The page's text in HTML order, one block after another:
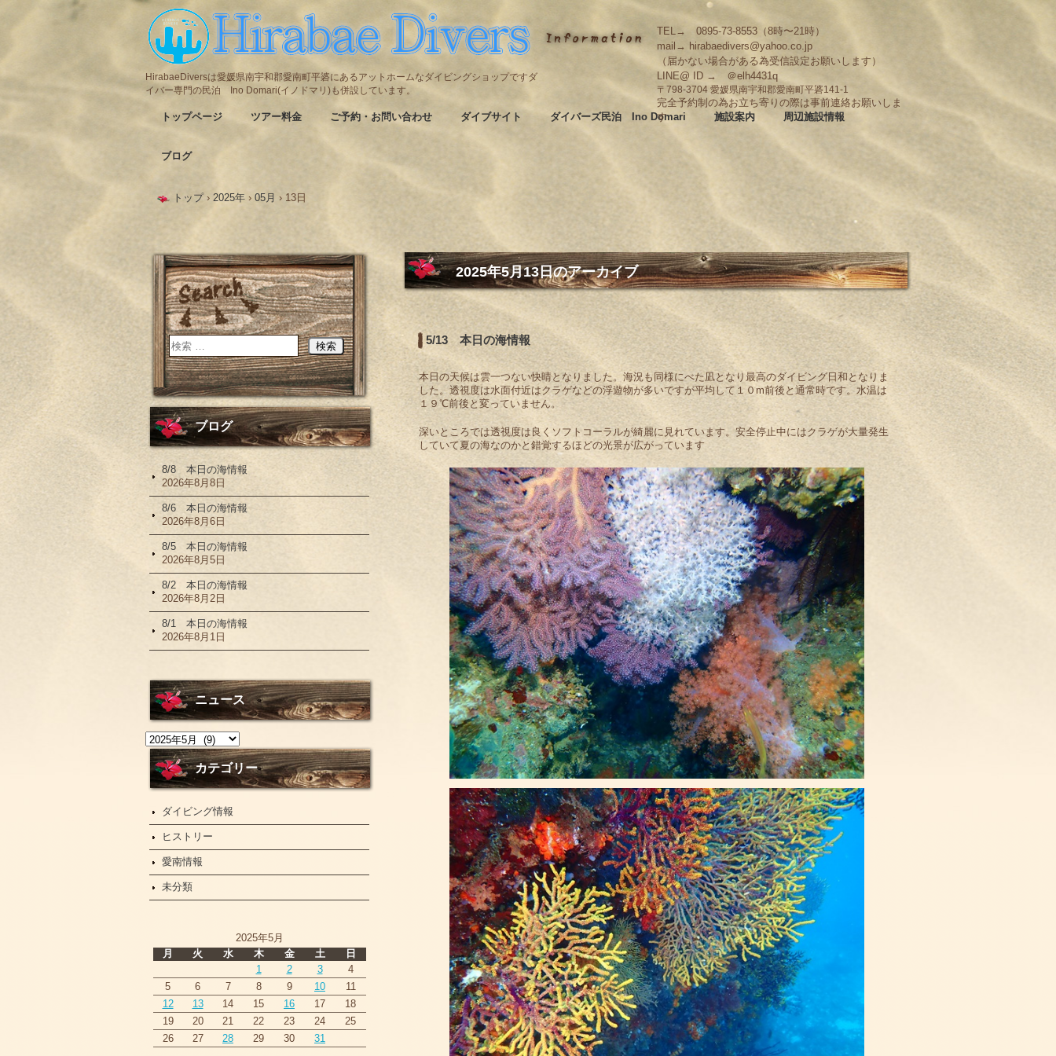
HirabaeDiversは愛媛県南宇和郡愛南町平碆にあるアットホームなダイビングショップですダ
イバー専門の民泊 Ino Domari(イノドマリ)も併設しています。
TEL→ 0895-73-8553（8時〜21時）
mail→ hirabaedivers@yahoo.co.jp
（届かない場合がある為受信設定お願いします）
LINE@ ID → ＠elh4431q
〒798-3704 愛媛県南宇和郡愛南町平碆141-1
完全予約制の為お立ち寄りの際は事前連絡お願いしま
す
トップページ ツアー料金 ご予約・お問い合わせ ダイブサイト ダイバーズ民泊 Ino Domari 施設案内 周辺施設情報
ブログ
トップ › 2025年 › 05月 › 13日
2025年5月13日のアーカイブ
5/13 本日の海情報
本日の天候は雲一つない快晴となりました。海況も同様にべた凪となり最高のダイビング日和となりま
した。透視度は水面付近はクラゲなどの浮遊物が多いですが平均して１０m前後と通常時です。水温は
１９℃前後と変っていません。
深いところでは透視度は良くソフトコーラルが綺麗に見れています。安全停止中にはクラゲが大量発生
していて夏の海なのかと錯覚するほどの光景が広がっています
ブログ
8/8 本日の海情報
2026年8月8日
8/6 本日の海情報
2026年8月6日
8/5 本日の海情報
2026年8月5日
8/2 本日の海情報
2026年8月2日
8/1 本日の海情報
2026年8月1日
ニュース
ニ
ュ
ー
カテゴリー
ダイビング情報
ヒストリー
愛南情報
未分類
2025年5月
月
火 水 木 金 土
日
1
2 3
4
5
6 7 8 9 10
11
12
13 14 15 16 17
18
19
20 21 22 23 24
25
26
27 28 29 30 31